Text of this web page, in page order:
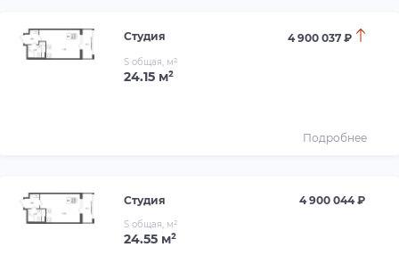
Студия 4 900 037 ₽
S общая, м²
24.15 м²
Подробнее
Студия 4 900 044 ₽
S общая, м²
24.55 м²